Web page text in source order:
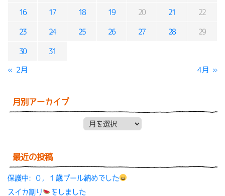
16 17 18 19 20 21 22
23 24 25 26 27 28 29
30 31
« 2月 4月 »
月別アーカイブ
最近の投稿
保護中: ０，１歳プール納めでした
スイカ割り
をしました